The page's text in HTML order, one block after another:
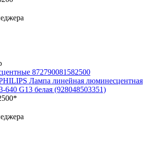
Лампа линейная люминесцентная
G13 белая (928048503351)